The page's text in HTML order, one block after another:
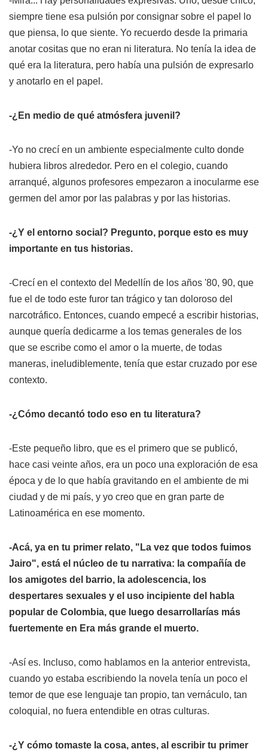
siempre tiene esa pulsión por consignar sobre el papel lo
que piensa, lo que siente. Yo recuerdo desde la primaria
anotar cositas que no eran ni literatura. No tenía la idea de
qué era la literatura, pero había una pulsión de expresarlo
y anotarlo en el papel.
-¿En medio de qué atmósfera juvenil?
-Yo no crecí en un ambiente especialmente culto donde
hubiera libros alrededor. Pero en el colegio, cuando
arranqué, algunos profesores empezaron a inocularme ese
germen del amor por las palabras y por las historias.
-¿Y el entorno social? Pregunto, porque esto es muy
importante en tus historias.
-Crecí en el contexto del Medellín de los años '80, 90, que
fue el de todo este furor tan trágico y tan doloroso del
narcotráfico. Entonces, cuando empecé a escribir historias,
aunque quería dedicarme a los temas generales de los
que se escribe como el amor o la muerte, de todas
maneras, ineludiblemente, tenía que estar cruzado por ese
contexto.
-¿Cómo decantó todo eso en tu literatura?
-Este pequeño libro, que es el primero que se publicó,
hace casi veinte años, era un poco una exploración de esa
época y de lo que había gravitando en el ambiente de mi
ciudad y de mi país, y yo creo que en gran parte de
Latinoamérica en ese momento.
-Acá, ya en tu primer relato, "La vez que todos fuimos
Jairo", está el núcleo de tu narrativa: la compañía de
los amigotes del barrio, la adolescencia, los
despertares sexuales y el uso incipiente del habla
popular de Colombia, que luego desarrollarías más
fuertemente en Era más grande el muerto.
-Así es. Incluso, como hablamos en la anterior entrevista,
cuando yo estaba escribiendo la novela tenía un poco el
temor de que ese lenguaje tan propio, tan vernáculo, tan
coloquial, no fuera entendible en otras culturas.
-¿Y cómo tomaste la cosa, antes, al escribir tu primer